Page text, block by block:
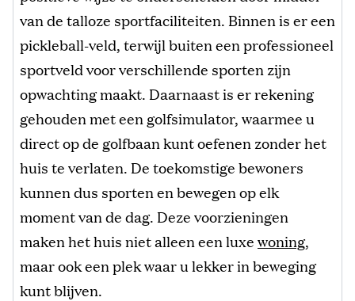
van de talloze sportfaciliteiten. Binnen is er een
pickleball-veld, terwijl buiten een professioneel
sportveld voor verschillende sporten zijn
opwachting maakt. Daarnaast is er rekening
gehouden met een golfsimulator, waarmee u
direct op de golfbaan kunt oefenen zonder het
huis te verlaten. De toekomstige bewoners
kunnen dus sporten en bewegen op elk
moment van de dag. Deze voorzieningen
maken het huis niet alleen een luxewoning,
maar ook een plek waar u lekker in beweging
kunt blijven.